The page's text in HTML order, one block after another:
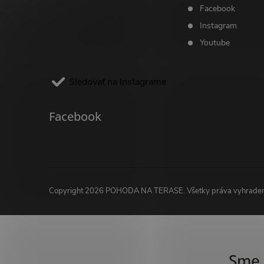
Sledovať na Instagrame
Facebook
Instagram
Youtube
Facebook
Copyright 2026 POHODA NA TERASE. Všetky práva